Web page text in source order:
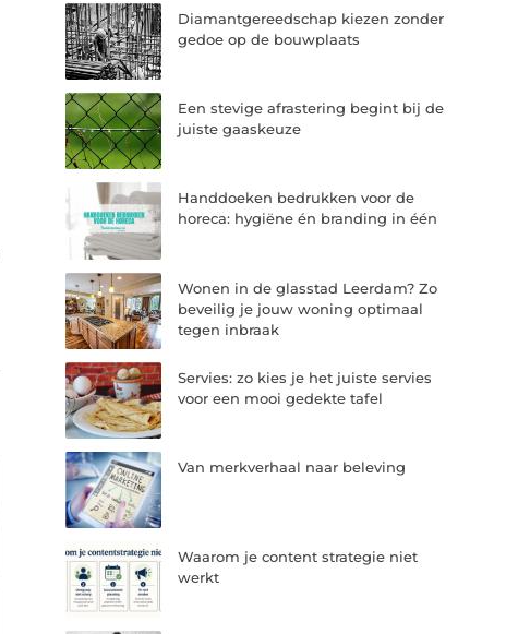
Diamantgereedschap kiezen zonder
gedoe op de bouwplaats
Een stevige afrastering begint bij de
juiste gaaskeuze
Handdoeken bedrukken voor de
horeca: hygiëne én branding in één
Wonen in de glasstad Leerdam? Zo
beveilig je jouw woning optimaal
tegen inbraak
Servies: zo kies je het juiste servies
voor een mooi gedekte tafel
Van merkverhaal naar beleving
Waarom je content strategie niet
werkt